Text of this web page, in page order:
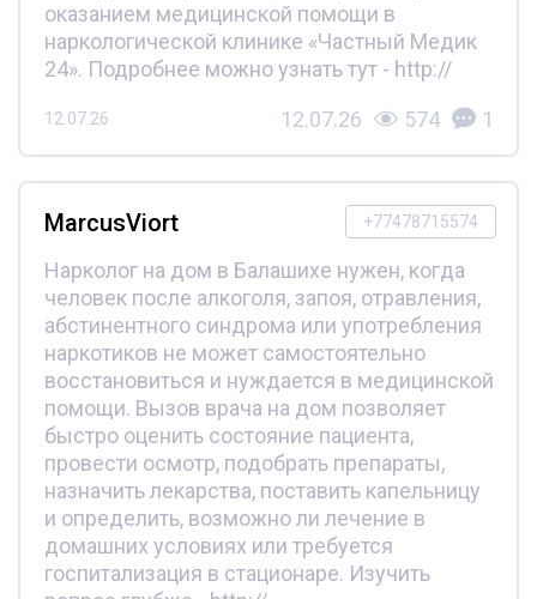
оказанием медицинской помощи в
наркологической клинике «Частный Медик
24». Подробнее можно узнать тут - http://
12.07.26 12.07.26 574 1
+77478715574
MarcusViort
Нарколог на дом в Балашихе нужен, когда
человек после алкоголя, запоя, отравления,
абстинентного синдрома или употребления
наркотиков не может самостоятельно
восстановиться и нуждается в медицинской
помощи. Вызов врача на дом позволяет
быстро оценить состояние пациента,
провести осмотр, подобрать препараты,
назначить лекарства, поставить капельницу
и определить, возможно ли лечение в
домашних условиях или требуется
госпитализация в стационаре. Изучить